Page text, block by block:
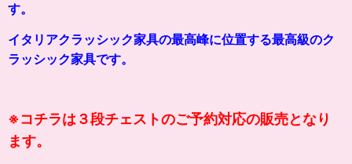
す。
イタリアクラッシック家具の最高峰に位置する最高級のク
ラッシック家具です。
※コチラは３段チェストのご予約対応の販売となり
ます。